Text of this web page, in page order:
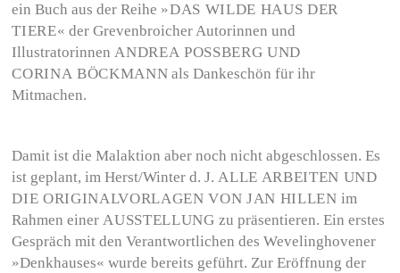
ein Buch aus der Reihe »DAS WILDE HAUS DER
TIERE« der Grevenbroicher Autorinnen und
IllustratorinnenANDREA POSSBERG UND
CORINA BÖCKMANN als Dankeschön für ihr
Mitmachen.
Damit ist die Malaktion aber noch nicht abgeschlossen. Es
ist geplant, im Herst/Winter d. J.ALLE ARBEITEN UND
DIE ORIGINALVORLAGEN VON JAN HILLEN im
Rahmen einerAUSSTELLUNG zu präsentieren. Ein erstes
Gespräch mit den Verantwortlichen des Wevelinghovener
»Denkhauses« wurde bereits geführt. Zur Eröffnung der